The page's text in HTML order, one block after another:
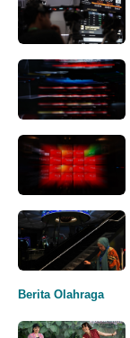
Berita Olahraga